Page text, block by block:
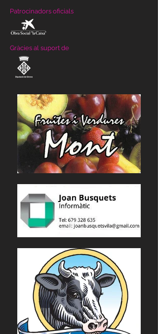
Patrocinadors oficials
Gràcies al suport de